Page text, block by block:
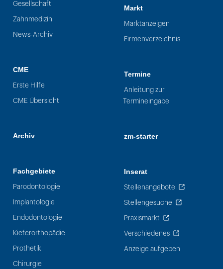
Gesellschaft
Zahnmedizin
News-Archiv
CME
Erste Hilfe
CME Übersicht
Archiv
Fachgebiete
Parodontologie
Implantologie
Endodontologie
Kieferorthopädie
Prothetik
Chirurgie
Markt
Marktanzeigen
Firmenverzeichnis
Termine
Anleitung zur
Termineingabe
zm-starter
Inserat
Stellenangebote
Stellengesuche
Praxismarkt
Verschiedenes
Anzeige aufgeben